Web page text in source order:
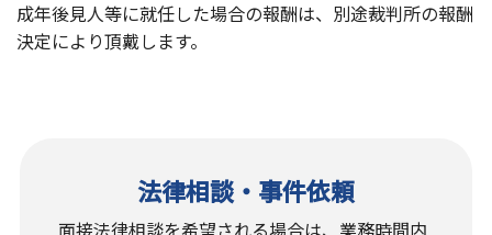
成年後見人等に就任した場合の報酬は、別途裁判所の報酬
決定により頂戴します。
法律相談・事件依頼